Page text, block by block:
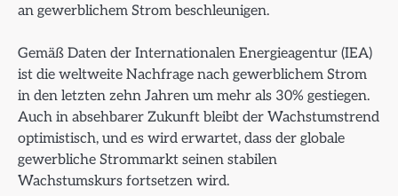
an gewerblichem Strom beschleunigen.
Gemäß Daten der Internationalen Energieagentur (IEA)
ist die weltweite Nachfrage nach gewerblichem Strom
in den letzten zehn Jahren um mehr als 30% gestiegen.
Auch in absehbarer Zukunft bleibt der Wachstumstrend
optimistisch, und es wird erwartet, dass der globale
gewerbliche Strommarkt seinen stabilen
Wachstumskurs fortsetzen wird.